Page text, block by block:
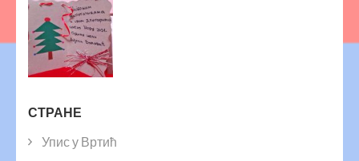
СТРАНЕ
Упис у Вртић